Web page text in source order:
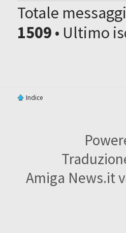
Totale
1509• Ultimo
Indice
Amiga News.it